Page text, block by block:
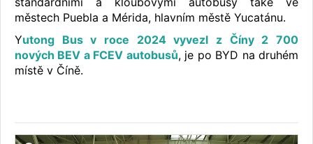
městech Puebla a Mérida, hlavním městě Yucatánu.
Yutong Bus v roce 2024 vyvezl z Číny 2 700
nových BEV a FCEV autobusů, je po BYD na druhém
místě v Číně.